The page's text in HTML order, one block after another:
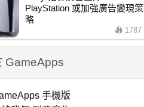
PlayStation 或加強廣告變現策
略
1787
GameApps
手機版